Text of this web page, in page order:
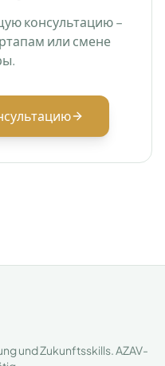
консультацию –
или смене
und Zukunftsskills. AZAV-